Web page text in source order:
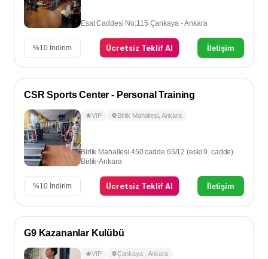
Esat Caddesi No:115 Çankaya - Ankara
%10 İndirim Ücretsiz Teklif Al İletişim
CSR Sports Center - Personal Training
VIP Birlik Mahallesi, Ankara
Birlik Mahallesi 450 cadde 65/12 (eski 9. cadde)
Birlik-Ankara
%10 İndirim Ücretsiz Teklif Al İletişim
G9 Kazananlar Kulübü
VIP Çankaya Ankara